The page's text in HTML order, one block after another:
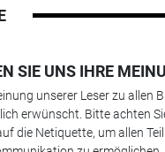
SIE UNS IHRE
unserer Leser zu allen
erwünscht. Bitte achten
die Netiquette, um allen